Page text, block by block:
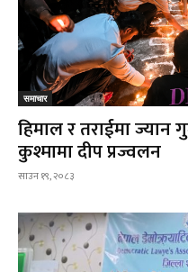
समाचार
हिमाल र तराईमा
कुश्मामा दीप प्रज्वलन
साउन १९, २०८३